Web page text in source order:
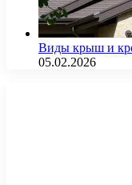
Виды крыш и
05.02.2026